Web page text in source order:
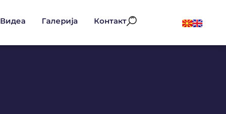
Видеа Галерија Контакт